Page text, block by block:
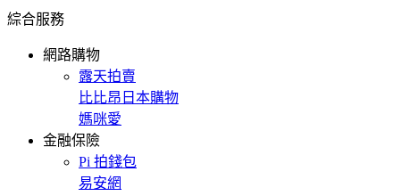
綜合服務
網路購物
露天拍賣
比比昂日本購物
媽咪愛
金融保險
Pi 拍錢包
易安網